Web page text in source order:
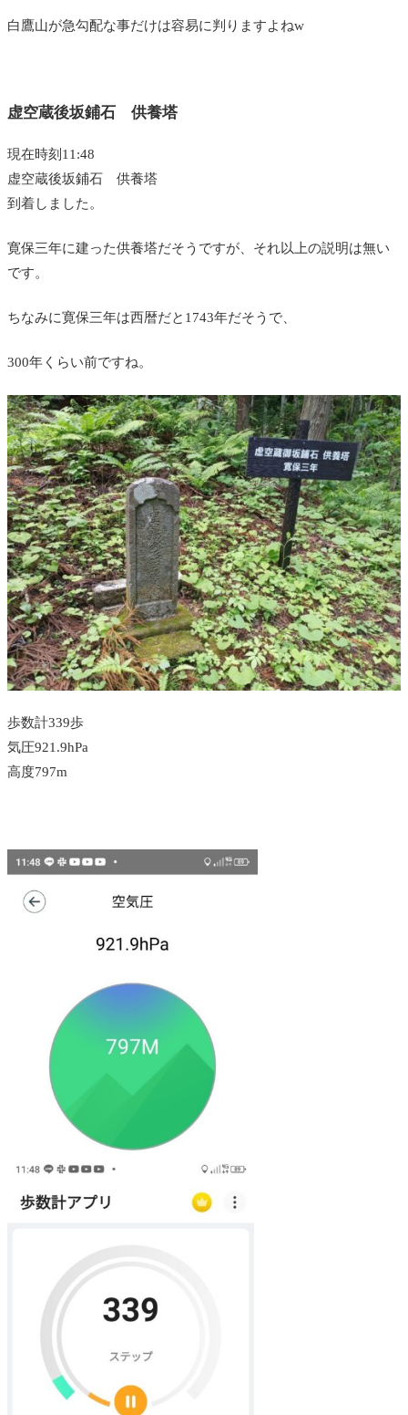
白鷹山が急勾配な事だけは容易に判りますよねw
虚空蔵後坂鋪石 供養塔
現在時刻11:48
虚空蔵後坂鋪石 供養塔
到着しました。
寛保三年に建った供養塔だそうですが、それ以上の説明は無い
です。
ちなみに寛保三年は西暦だと1743年だそうで、
300年くらい前ですね。
歩数計339歩
気圧921.9hPa
高度797m